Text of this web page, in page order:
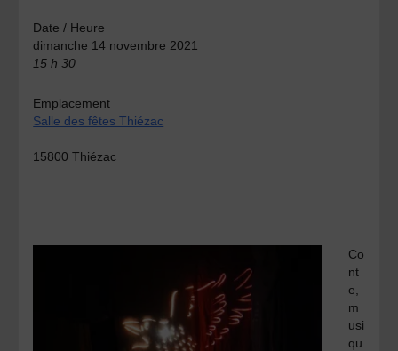
Date / Heure
dimanche 14 novembre 2021
15 h 30
Emplacement
Salle des fêtes Thiézac
15800 Thiézac
Co
nt
e,
m
usi
qu